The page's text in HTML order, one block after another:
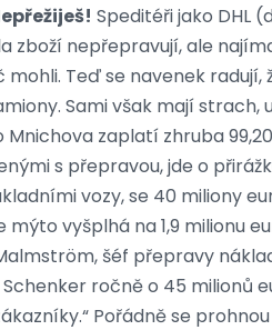
Speditéři jako DHL
zboží nepřepravují, ale
mohli. Teď se navenek
Sami však mají strach,
Mnichova zaplatí zhruba
s přepravou, jde o
vozy, se 40 miliony
mýto vyšplhá na 1,9 milionu
šéf přepravy
ročně o 45 milionů
Pořádně se